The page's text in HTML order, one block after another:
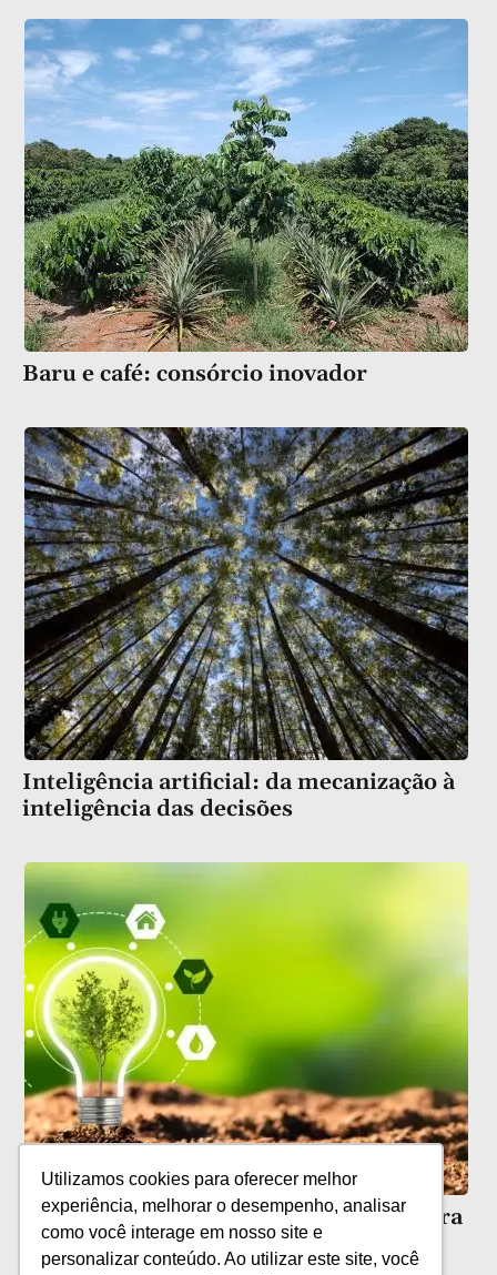
Utilizamos cookies para oferecer melhor
experiência, melhorar o desempenho, analisar
como você interage em nosso site e
personalizar conteúdo. Ao utilizar este site, você
Baru e café: consórcio inovador
Inteligência artificial: da mecanização à
inteligência das decisões
IA nas florestas plantadas: a silvicultura
entra na era preditiva